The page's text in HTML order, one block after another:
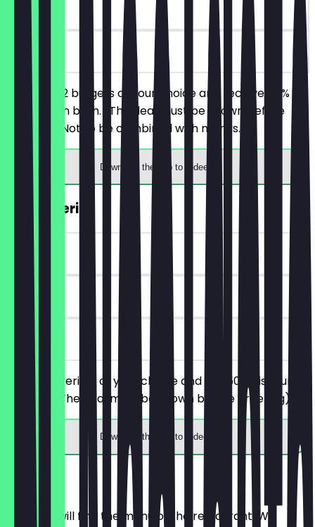
90 days
on site
You order 2 burgers of your choice and receive 50%
discount on both. (The deal must be shown before
ordering) Not to be combined with menus.
Download the app to redeem
2for1 Aperitif
~€8 value
on site
Order 2 aperitifs of your choice and get 50% discount
on both. (The deal must be shown before ordering).
Download the app to redeem
Menu
Here you will find the menu of the restaurant. We